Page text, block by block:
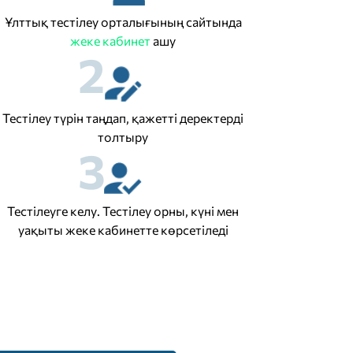
Ұлттық тестілеу орталығының сайтында
жеке кабинет ашу
2
Тестілеу түрін таңдап, қажетті деректерді
толтыру
3
Тестілеуге келу. Тестілеу орны, күні мен
уақыты жеке кабинетте көрсетіледі